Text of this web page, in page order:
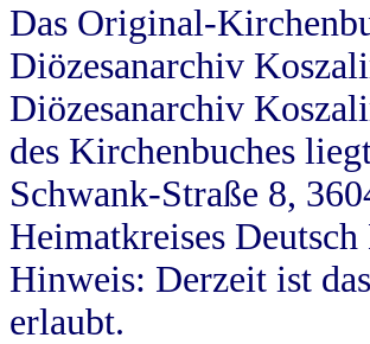
Das Original-
Diözesanarchiv
Diözesanarchiv
des Kirchenbuches
Schwank-Straße 8,
Heimatkreises
Hinweis: Derzeit ist
erlaubt.